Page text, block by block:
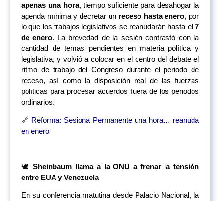
apenas una hora, tiempo suficiente para desahogar la
agenda mínima y decretar un receso hasta enero, por
lo que los trabajos legislativos se reanudarán hasta el 7
de enero. La brevedad de la sesión contrastó con la
cantidad de temas pendientes en materia política y
legislativa, y volvió a colocar en el centro del debate el
ritmo de trabajo del Congreso durante el periodo de
receso, así como la disposición real de las fuerzas
políticas para procesar acuerdos fuera de los periodos
ordinarios.
🔗 Reforma: Sesiona Permanente una hora… reanuda
en enero
🕊️Sheinbaum llama a la ONU a frenar la tensión
entre EUA y Venezuela
En su conferencia matutina desde Palacio Nacional, la